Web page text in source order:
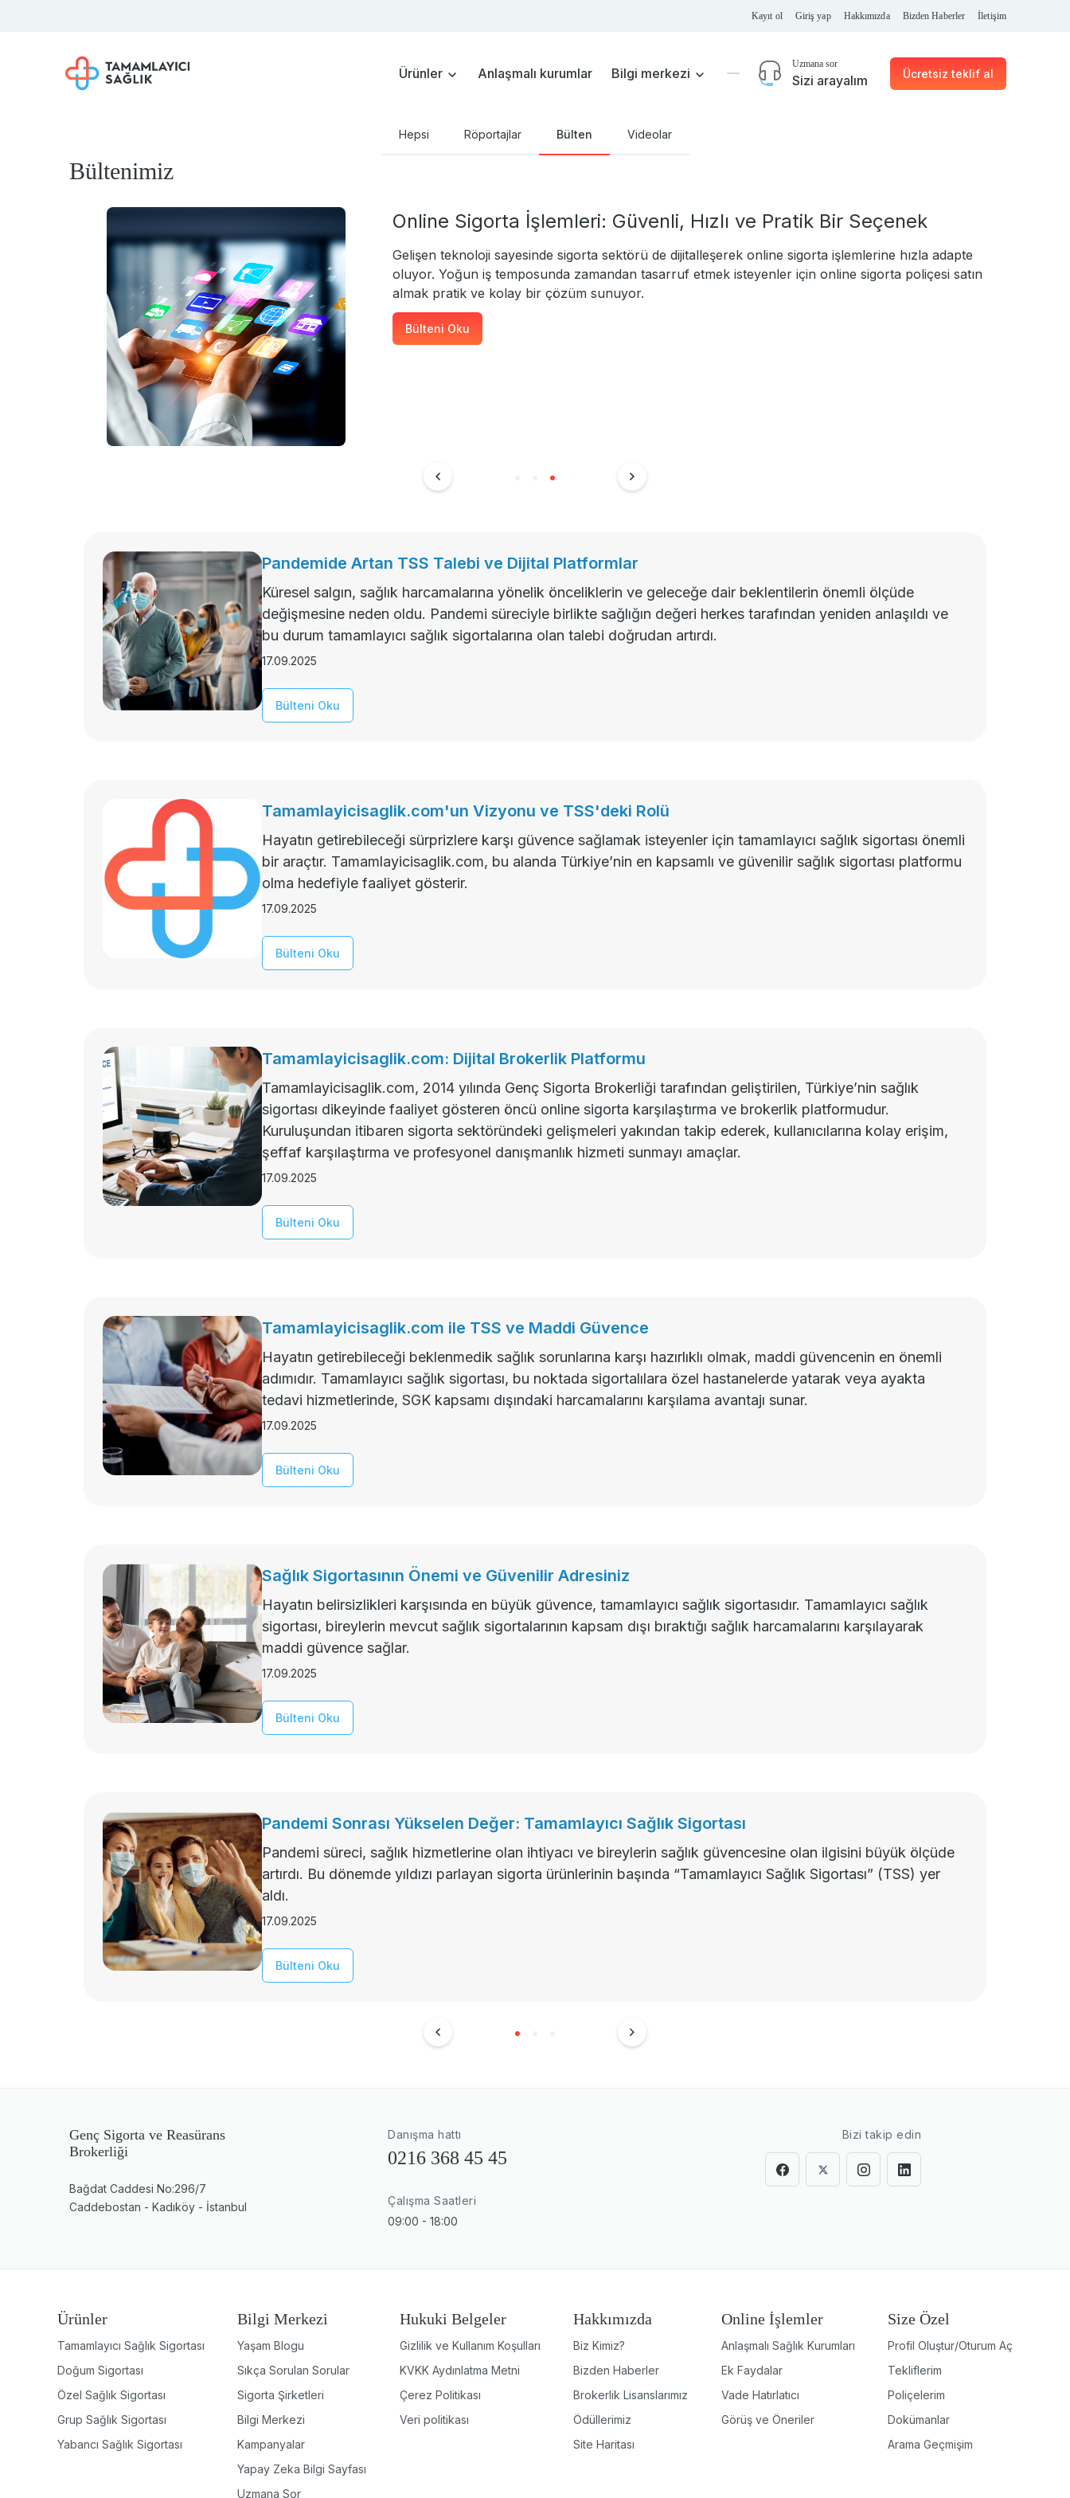
Kayıt ol Giriş yap Hakkımızda Bizden Haberler İletişim
Ürünler Anlaşmalı kurumlar Bilgi merkezi
Uzmana sor
Sizi arayalım Ücretsiz teklif al
Hepsi Röportajlar Bülten Videolar
Bültenimiz
Online Sigorta İşlemleri: Güvenli, Hızlı ve Pratik Bir Seçenek
Gelişen teknoloji sayesinde sigorta sektörü de dijitalleşerek online sigorta işlemlerine hızla adapte
oluyor. Yoğun iş temposunda zamandan tasarruf etmek isteyenler için online sigorta poliçesi satın
almak pratik ve kolay bir çözüm sunuyor.
Bülteni Oku
Pandemide Artan TSS Talebi ve Dijital Platformlar
Küresel salgın, sağlık harcamalarına yönelik önceliklerin ve geleceğe dair beklentilerin önemli ölçüde
değişmesine neden oldu. Pandemi süreciyle birlikte sağlığın değeri herkes tarafından yeniden anlaşıldı ve
bu durum tamamlayıcı sağlık sigortalarına olan talebi doğrudan artırdı.
17.09.2025
Bülteni Oku
Tamamlayicisaglik.com'un Vizyonu ve TSS'deki Rolü
Hayatın getirebileceği sürprizlere karşı güvence sağlamak isteyenler için tamamlayıcı sağlık sigortası önemli
bir araçtır. Tamamlayicisaglik.com, bu alanda Türkiye’nin en kapsamlı ve güvenilir sağlık sigortası platformu
olma hedefiyle faaliyet gösterir.
17.09.2025
Bülteni Oku
Tamamlayicisaglik.com: Dijital Brokerlik Platformu
Tamamlayicisaglik.com, 2014 yılında Genç Sigorta Brokerliği tarafından geliştirilen, Türkiye’nin sağlık
sigortası dikeyinde faaliyet gösteren öncü online sigorta karşılaştırma ve brokerlik platformudur.
Kuruluşundan itibaren sigorta sektöründeki gelişmeleri yakından takip ederek, kullanıcılarına kolay erişim,
şeffaf karşılaştırma ve profesyonel danışmanlık hizmeti sunmayı amaçlar.
17.09.2025
Bülteni Oku
Tamamlayicisaglik.com ile TSS ve Maddi Güvence
Hayatın getirebileceği beklenmedik sağlık sorunlarına karşı hazırlıklı olmak, maddi güvencenin en önemli
adımıdır. Tamamlayıcı sağlık sigortası, bu noktada sigortalılara özel hastanelerde yatarak veya ayakta
tedavi hizmetlerinde, SGK kapsamı dışındaki harcamalarını karşılama avantajı sunar.
17.09.2025
Bülteni Oku
Sağlık Sigortasının Önemi ve Güvenilir Adresiniz
Hayatın belirsizlikleri karşısında en büyük güvence, tamamlayıcı sağlık sigortasıdır. Tamamlayıcı sağlık
sigortası, bireylerin mevcut sağlık sigortalarının kapsam dışı bıraktığı sağlık harcamalarını karşılayarak
maddi güvence sağlar.
17.09.2025
Bülteni Oku
Pandemi Sonrası Yükselen Değer: Tamamlayıcı Sağlık Sigortası
Pandemi süreci, sağlık hizmetlerine olan ihtiyacı ve bireylerin sağlık güvencesine olan ilgisini büyük ölçüde
artırdı. Bu dönemde yıldızı parlayan sigorta ürünlerinin başında “Tamamlayıcı Sağlık Sigortası” (TSS) yer
aldı.
17.09.2025
Bülteni Oku
Genç Sigorta ve Reasürans
Brokerliği
Bağdat Caddesi No:296/7
Caddebostan - Kadıköy - İstanbul
Danışma hattı
0216 368 45 45
Çalışma Saatleri
09:00 - 18:00
Bizi takip edin
Ürünler
Tamamlayıcı Sağlık Sigortası
Doğum Sigortası
Özel Sağlık Sigortası
Grup Sağlık Sigortası
Yabancı Sağlık Sigortası
Bilgi Merkezi
Yaşam Blogu
Sıkça Sorulan Sorular
Sigorta Şirketleri
Bilgi Merkezi
Kampanyalar
Yapay Zeka Bilgi Sayfası
Uzmana Sor
Hukuki Belgeler
Gizlilik ve Kullanım Koşulları
KVKK Aydınlatma Metni
Çerez Politikası
Veri politikası
Hakkımızda
Biz Kimiz?
Bizden Haberler
Brokerlik Lisanslarımız
Ödüllerimiz
Site Haritası
Online İşlemler
Anlaşmalı Sağlık Kurumları
Ek Faydalar
Vade Hatırlatıcı
Görüş ve Öneriler
Size Özel
Profil Oluştur/Oturum Aç
Tekliflerim
Poliçelerim
Dokümanlar
Arama Geçmişim